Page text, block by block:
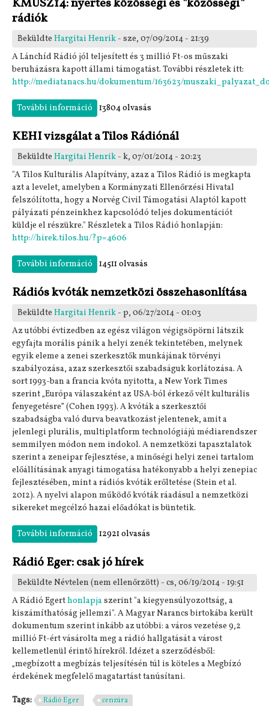
KMUSZ14: nyertes közösségi és "közösségi"
rádiók
Beküldte Hargitai Henrik - sze, 07/09/2014 - 21:39
A Lánchíd Rádió jól teljesített és 3 millió Ft-os műszaki
beruházásra kapott állami támogatást. További részletek itt:
http://mediatanacs.hu/dokumentum/163623/
További információ KMUSZ14: nyertes közösségi és "közösségi"
rádiók tartalommal kapcsolatosan
13804 olvasás
KEHI vizsgálat a Tilos Rádiónál
Beküldte Hargitai Henrik - k, 07/01/2014 - 20:23
"A Tilos Kulturális Alapítvány, azaz a Tilos Rádió is megkapta
azt a levelet, amelyben a Kormányzati Ellenőrzési Hivatal
felszólította, hogy a Norvég Civil Támogatási Alaptól kapott
pályázati pénzeinkhez kapcsolódó teljes dokumentációt
küldje el részükre." Részletek a Tilos Rádió honlapján:
http://hirek.tilos.hu/?p=4606
További információ KEHI vizsgálat a Tilos Rádiónál tartalommal
kapcsolatosan
14511 olvasás
Rádiós kvóták nemzetközi összehasonlítása
Beküldte Hargitai Henrik - p, 06/27/2014 - 01:03
Az utóbbi évtizedben az egész világon végigsöpörni látszik
egyfajta morális pánik a helyi zenék tekintetében, melynek
egyik eleme a zenei szerkesztők munkájának törvényi
szabályozása, azaz szerkesztői szabadságuk korlátozása. A
sort 1993-ban a francia kvóta nyitotta, a New York Times
szerint „Európa válaszaként az USA-ból érkező vélt kulturális
fenyegetésre” (Cohen 1993). A kvóták a szerkesztői
szabadságba való durva beavatkozást jelentenek, amit a
jelenlegi plurális, multiplatform technológiájú médiarendszer
semmilyen módon nem indokol. A nemzetközi tapasztalatok
szerint a zeneipar fejlesztése, a minőségi helyi zenei tartalom
előállításának anyagi támogatása hatékonyabb a helyi zenepiac
fejlesztésében, mint a rádiós kvóták erőltetése (Stein et al.
2012). A nyelvi alapon működő kvóták ráadásul a nemzetközi
sikereket megcélzó hazai előadókat is büntetik.
További információ Rádiós kvóták nemzetközi összehasonlítása
tartalommal kapcsolatosan
12921 olvasás
Rádió Eger: csak jó hírek
Beküldte Névtelen (nem ellenőrzött) - cs, 06/19/2014 - 19:51
A Rádió Egerthonlapja szerint "a kiegyensúlyozottság, a
kiszámíthatóság jellemzi". A Magyar Narancs birtokába került
dokumentum szerint inkább az utóbbi: a város vezetése 9,2
millió Ft-ért vásárolta meg a rádió hallgatását a várost
kellemetlenül érintő hírekről. Idézet a szerződésből:
„megbízott a megbízás teljesítésén túl is köteles a Megbízó
érdekének megfelelő magatartást tanúsítani.
Tags: Rádió Eger cenzúra